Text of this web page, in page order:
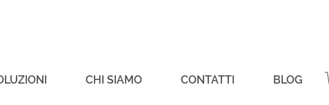
CHI SIAMO CONTATTI BLOG